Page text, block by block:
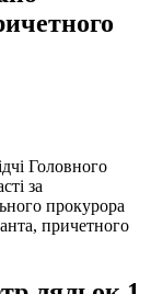
Головного
за
прокурора
причетного